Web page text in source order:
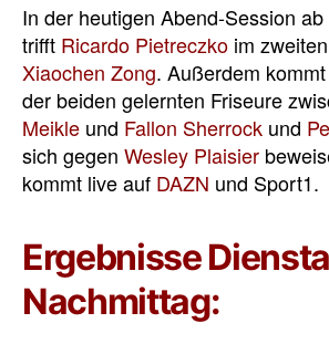
In der heutigen Abend-Session
trifft Ricardo Pietreczko im
Xiaochen Zong. Außerdem
der beiden gelernten Friseure
Meikle und Fallon Sherrock und
sich gegen Wesley Plaisier
kommt live auf DAZN und Sport1.
Ergebnisse
Nachmittag: